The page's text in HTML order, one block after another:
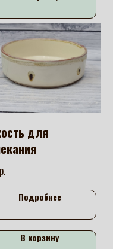
для
р.
Подробнее
В корзину